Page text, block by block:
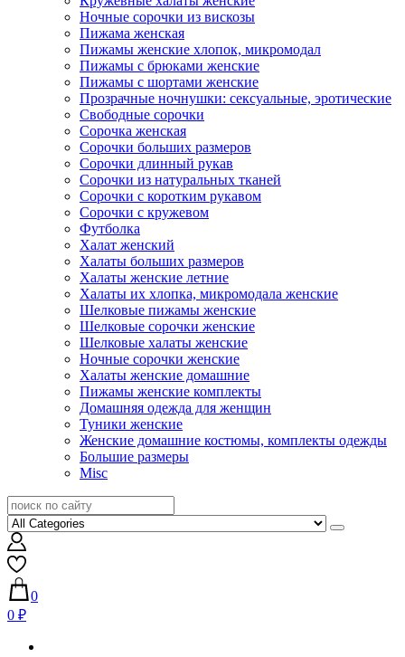
Ночные сорочки из вискозы
Пижама женская
Пижамы женские хлопок, микромодал
Пижамы с брюками женские
Пижамы с шортами женские
Прозрачные ночнушки: сексуальные, эротические
Свободные сорочки
Сорочка женская
Сорочки больших размеров
Сорочки длинный рукав
Сорочки из натуральных тканей
Сорочки с коротким рукавом
Сорочки с кружевом
Футболка
Халат женский
Халаты больших размеров
Халаты женские летние
Халаты их хлопка, микромодала женские
Шелковые пижамы женские
Шелковые сорочки женские
Шелковые халаты женские
Ночные сорочки женские
Халаты женские домашние
Пижамы женские комплекты
Домашняя одежда для женщин
Туники женские
Женские домашние костюмы, комплекты одежды
Большие размеры
Misc
0
0 ₽